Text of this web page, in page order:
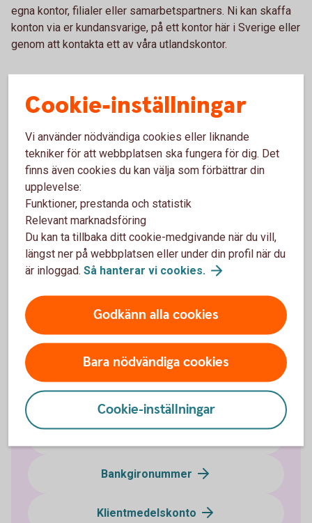
egna kontor, filialer eller samarbetspartners. Ni kan skaffa
konton via er kundansvarige, på ett kontor här i Sverige eller
genom att kontakta ett av våra utlandskontor.
Våra kontor i Sverige
Besök något av våra kontor i Sverige.
Skaffa konto i utlandet på kontor
Våra utlandskontor
Kontakta något av våra utlandskontor.
Skaffa konto i utlandet viautlandskontor
Företagskonton
Bankgironummer
Klientmedelskonto
Cookie-inställningar
Vi använder nödvändiga cookies eller liknande
tekniker för att webbplatsen ska fungera för dig. Det
finns även cookies du kan välja som förbättrar din
upplevelse:
Funktioner, prestanda och statistik
Relevant marknadsföring
Du kan ta tillbaka ditt cookie-medgivande när du vill,
längst ner på webbplatsen eller under din profil när du
är inloggad. Så hanterar vi cookies.
Godkänn alla cookies
Bara nödvändiga cookies
Cookie-inställningar